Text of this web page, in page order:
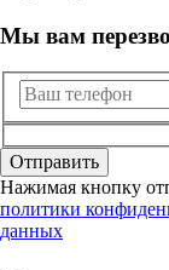
Мы вам
Отправить
Нажимая кнопку
политики
данных